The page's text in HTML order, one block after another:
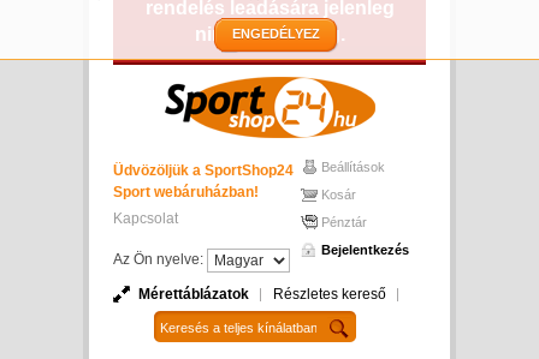
ENGEDÉLYEZ
rendelés leadására jelenleg
nincs lehetőség.
Üdvözöljük a SportShop24
Sport webáruházban!
Kapcsolat
Az Ön nyelve:
Beállítások
Kosár
Pénztár
Bejelentkezés
Mérettáblázatok Részletes kereső